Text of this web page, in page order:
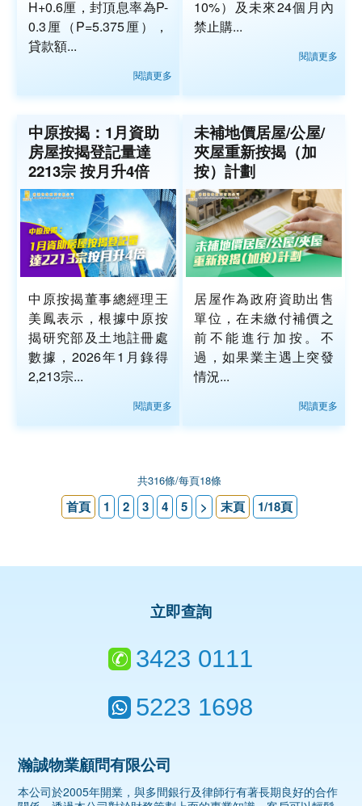
H+0.6厘，封頂息率為P-
0.3厘（P=5.375厘），
貸款額...
閱讀更多
10%）及未來24個月內
禁止購...
閱讀更多
中原按揭：1月資助
房屋按揭登記量達
2213宗 按月升4倍
中原按揭董事總經理王
美鳳表示，根據中原按
揭研究部及土地註冊處
數據，2026年1月錄得
2,213宗...
閱讀更多
未補地價居屋/公屋/
夾屋重新按揭（加
按）計劃
居屋作為政府資助出售
單位，在未繳付補價之
前不能進行加按。不
過，如果業主遇上突發
情況...
閱讀更多
共316條/每頁18條
首頁 1 2 3 4 5 > 末頁 1/18頁
立即查詢
3423 0111
5223 1698
瀚誠物業顧問有限公司
本公司於2005年開業，與多間銀行及律師行有著長期良好的合作